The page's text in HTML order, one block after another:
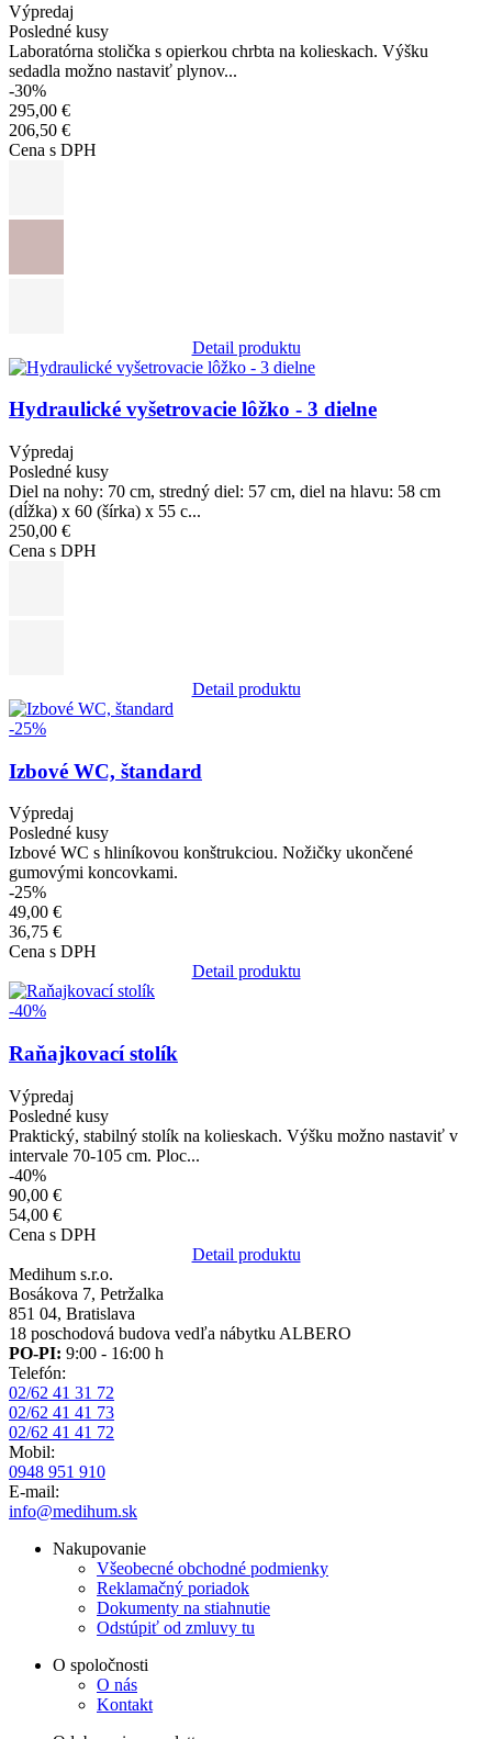
Výpredaj
Posledné kusy
Laboratórna stolička s opierkou chrbta na kolieskach. Výšku
sedadla možno nastaviť plynov...
-30%
295,00 €
206,50 €
Cena s DPH
Detail produktu
Obrázok
Hydraulické vyšetrovacie lôžko - 3 dielne
Výpredaj
Posledné kusy
Diel na nohy: 70 cm, stredný diel: 57 cm, diel na hlavu: 58 cm
(dĺžka) x 60 (šírka) x 55 c...
250,00 €
Cena s DPH
Detail produktu
Obrázok
-25%
Izbové WC, štandard
Výpredaj
Posledné kusy
Izbové WC s hliníkovou konštrukciou. Nožičky ukončené
gumovými koncovkami.
-25%
49,00 €
36,75 €
Cena s DPH
Detail produktu
Obrázok
-40%
Raňajkovací stolík
Výpredaj
Posledné kusy
Praktický, stabilný stolík na kolieskach. Výšku možno nastaviť v
intervale 70-105 cm. Ploc...
-40%
90,00 €
54,00 €
Cena s DPH
Detail produktu
Medihum s.r.o.
Bosákova 7, Petržalka
851 04, Bratislava
18 poschodová budova vedľa nábytku ALBERO
PO-PI: 9:00 - 16:00 h
Telefón:
02/62 41 31 72
02/62 41 41 73
02/62 41 41 72
Mobil:
0948 951 910
E-mail:
info@medihum.sk
Nakupovanie
Všeobecné obchodné podmienky
Reklamačný poriadok
Dokumenty na stiahnutie
Odstúpiť od zmluvy tu
O spoločnosti
O nás
Kontakt